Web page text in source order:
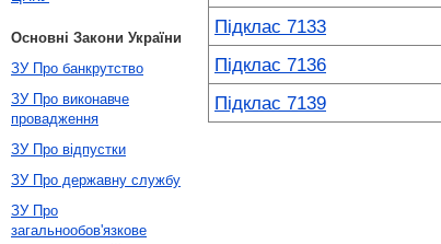
Підклас 7133
Підклас 7136
Підклас 7139
Основні Закони України
ЗУ Про банкрутство
ЗУ Про виконавче
провадження
ЗУ Про відпустки
ЗУ Про державну службу
ЗУ Про
загальнообов'язкове